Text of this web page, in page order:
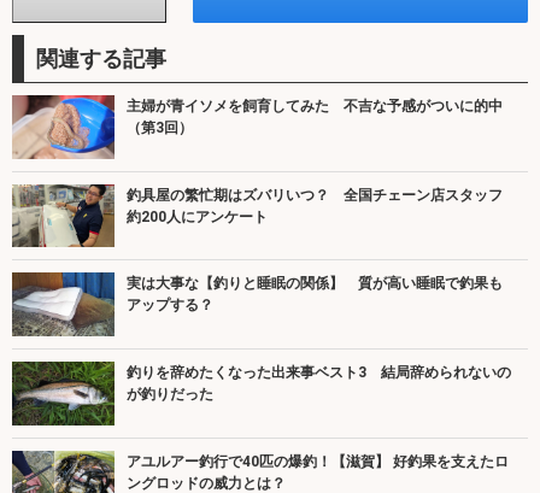
関連する記事
主婦が青イソメを飼育してみた 不吉な予感がついに的中
（第3回）
釣具屋の繁忙期はズバリいつ？ 全国チェーン店スタッフ
約200人にアンケート
実は大事な【釣りと睡眠の関係】 質が高い睡眠で釣果も
アップする？
釣りを辞めたくなった出来事ベスト3 結局辞められないの
が釣りだった
アユルアー釣行で40匹の爆釣！【滋賀】 好釣果を支えたロ
ングロッドの威力とは？